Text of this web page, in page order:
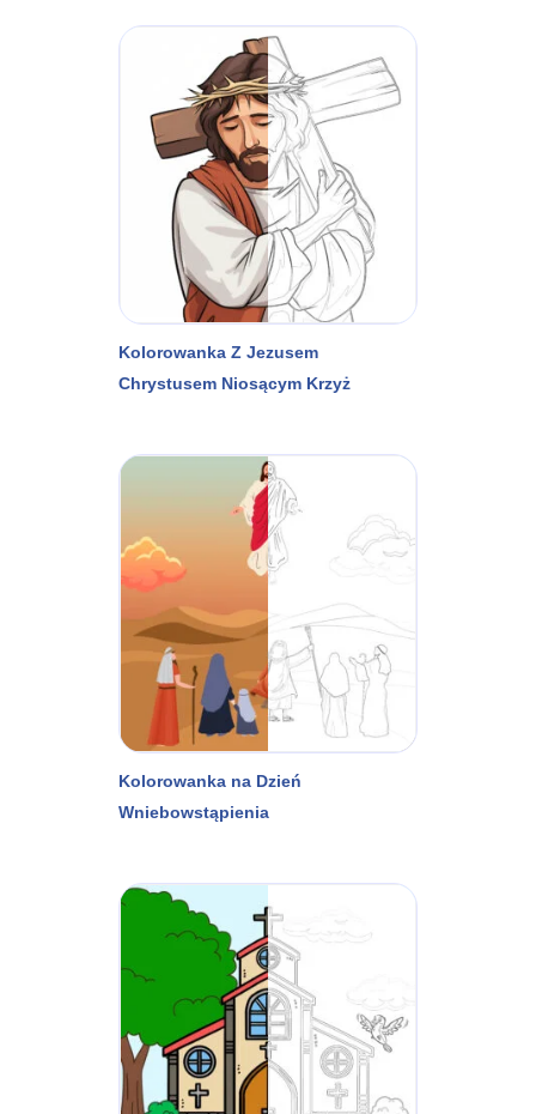
Kolorowanka Z Jezusem
Chrystusem Niosącym Krzyż
Kolorowanka na Dzień
Wniebowstąpienia